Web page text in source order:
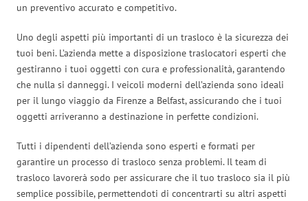
un preventivo accurato e competitivo.
Uno degli aspetti più importanti di un trasloco è la sicurezza dei
tuoi beni. L’azienda mette a disposizione traslocatori esperti che
gestiranno i tuoi oggetti con cura e professionalità, garantendo
che nulla si danneggi. I veicoli moderni dell’azienda sono ideali
per il lungo viaggio da Firenze a Belfast, assicurando che i tuoi
oggetti arriveranno a destinazione in perfette condizioni.
Tutti i dipendenti dell’azienda sono esperti e formati per
garantire un processo di trasloco senza problemi. Il team di
trasloco lavorerà sodo per assicurare che il tuo trasloco sia il più
semplice possibile, permettendoti di concentrarti su altri aspetti